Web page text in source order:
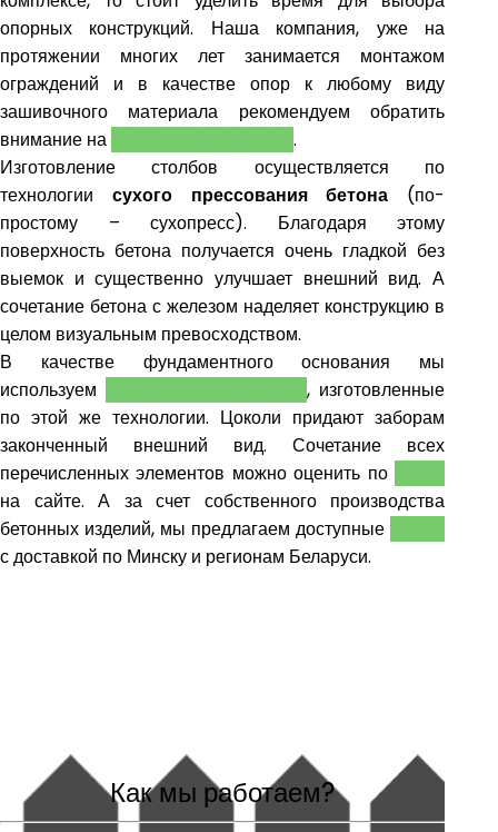
опорных конструкций. Наша компания, уже на
протяжении многих лет занимается монтажом
ограждений и в качестве опор к любому виду
зашивочного материала рекомендуем обратить
внимание на
.
Изготовление столбов осуществляется по
технологиисухого прессования бетона(по-
простому – сухопресс). Благодаря этому
поверхность бетона получается очень гладкой без
выемок и существенно улучшает внешний вид. А
сочетание бетона с железом наделяет конструкцию в
целом визуальным превосходством.
В качестве фундаментного основания мы
используем
ЦОКОЛЬНЫЕ ПАНЕЛИ, изготовленные
по этой же технологии. Цоколи придают заборам
законченный внешний вид. Сочетание всех
перечисленных элементов можно оценить по
на сайте. А за счет собственного производства
бетонных изделий, мы предлагаем доступные
с доставкой по Минску и регионам Беларуси.
Как мы работаем?